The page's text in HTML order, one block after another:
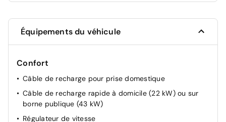
Équipements du véhicule
Confort
Câble de recharge pour prise domestique
Câble de recharge rapide à domicile (22 kW) ou sur
borne publique (43 kW)
Régulateur de vitesse